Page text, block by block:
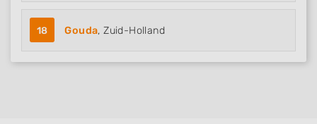
18 Gouda, Zuid-Holland